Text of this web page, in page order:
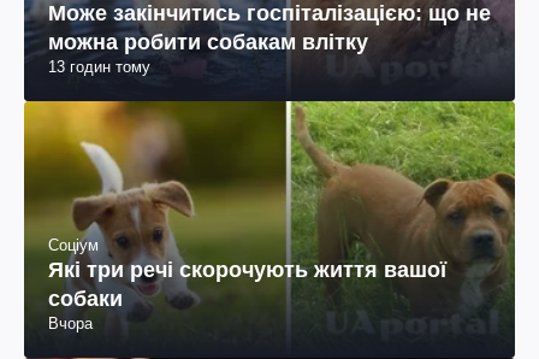
Може закінчитись госпіталізацією: що не
можна робити собакам влітку
13 годин тому
Соціум
Які три речі скорочують життя вашої
собаки
Вчора